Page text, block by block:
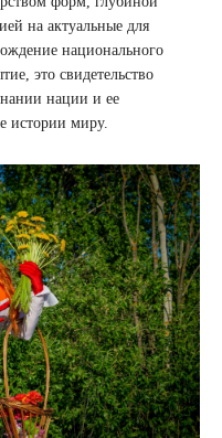
на актуальные для
национального
это свидетельство
нации и ее
истории миру.